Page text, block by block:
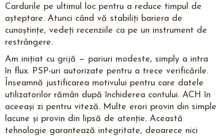
Cardurile pe ultimul loc pentru a reduce timpul de
așteptare. Atunci când vă stabiliți bariera de
cunoștințe, vedeți recenziile ca pe un instrument de
restrângere.
Am inițiat cu grijă — pariuri modeste, simply a intra
în flux. PSP-uri autorizate pentru a trece verificările.
Înseamnă justificarea motivului pentru care datele
utilizatorilor rămân după închiderea contului. ACH în
aceeași zi pentru viteză. Multe erori provin din simple
lacune și provin din lipsă de atenție. Această
tehnologie garantează integritate, deoarece nici